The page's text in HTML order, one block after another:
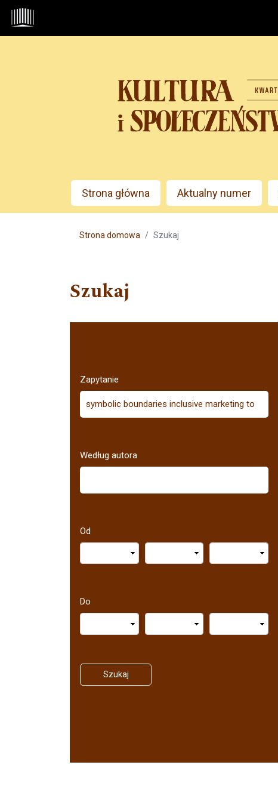
Przejdź do głównego menu
Przejdź do sekcji głównej
Przejdź do stopki
Admin menu
Main menu
Strona główna Aktualny numer
Strona domowa Szukaj
Szukaj
Zapytanie
Według autora
Od
Do
Szukaj